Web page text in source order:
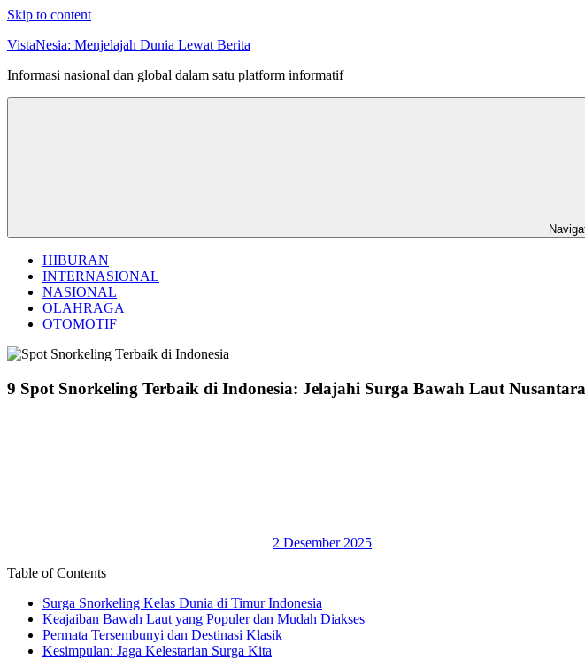
Skip to content
VistaNesia: Menjelajah Dunia Lewat Berita
Informasi nasional dan global dalam satu platform informatif
HIBURAN
INTERNASIONAL
NASIONAL
OLAHRAGA
OTOMOTIF
9 Spot Snorkeling Terbaik di Indonesia: Jelajahi Surga Bawah Laut Nusantara
2 Desember 2025
Table of Contents
Surga Snorkeling Kelas Dunia di Timur Indonesia
Keajaiban Bawah Laut yang Populer dan Mudah Diakses
Permata Tersembunyi dan Destinasi Klasik
Kesimpulan: Jaga Kelestarian Surga Kita